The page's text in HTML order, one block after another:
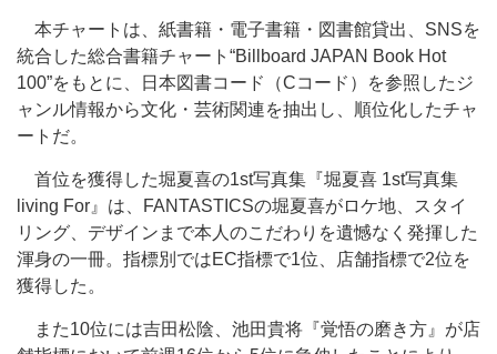
本チャートは、紙書籍・電子書籍・図書館貸出、SNSを
統合した総合書籍チャート“Billboard JAPAN Book Hot
100”をもとに、日本図書コード（Cコード）を参照したジ
ャンル情報から文化・芸術関連を抽出し、順位化したチャ
ートだ。
首位を獲得した堀夏喜の1st写真集『堀夏喜 1st写真集
living For』は、FANTASTICSの堀夏喜がロケ地、スタイ
リング、デザインまで本人のこだわりを遺憾なく発揮した
渾身の一冊。指標別ではEC指標で1位、店舗指標で2位を
獲得した。
また10位には吉田松陰、池田貴将『覚悟の磨き方』が店